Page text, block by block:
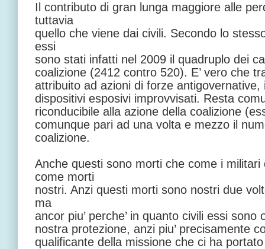
Il contributo di gran lunga maggiore alle
tuttavia
quello che viene dai civili. Secondo lo
essi
sono stati infatti nel 2009 il quadruplo dei
coalizione (2412 contro 520). E’ vero che
attribuito ad azioni di forze
dispositivi esposivi improvvisati. Resta
riconducibile alla azione della coalizione
comunque pari ad una volta e mezzo il
coalizione.
Anche questi sono morti che come i militari
come morti
nostri. Anzi questi morti sono nostri due
ma
ancor piu’ perche’ in quanto civili essi sono
nostra protezione, anzi piu’ precisamente
qualificante della missione che ci ha